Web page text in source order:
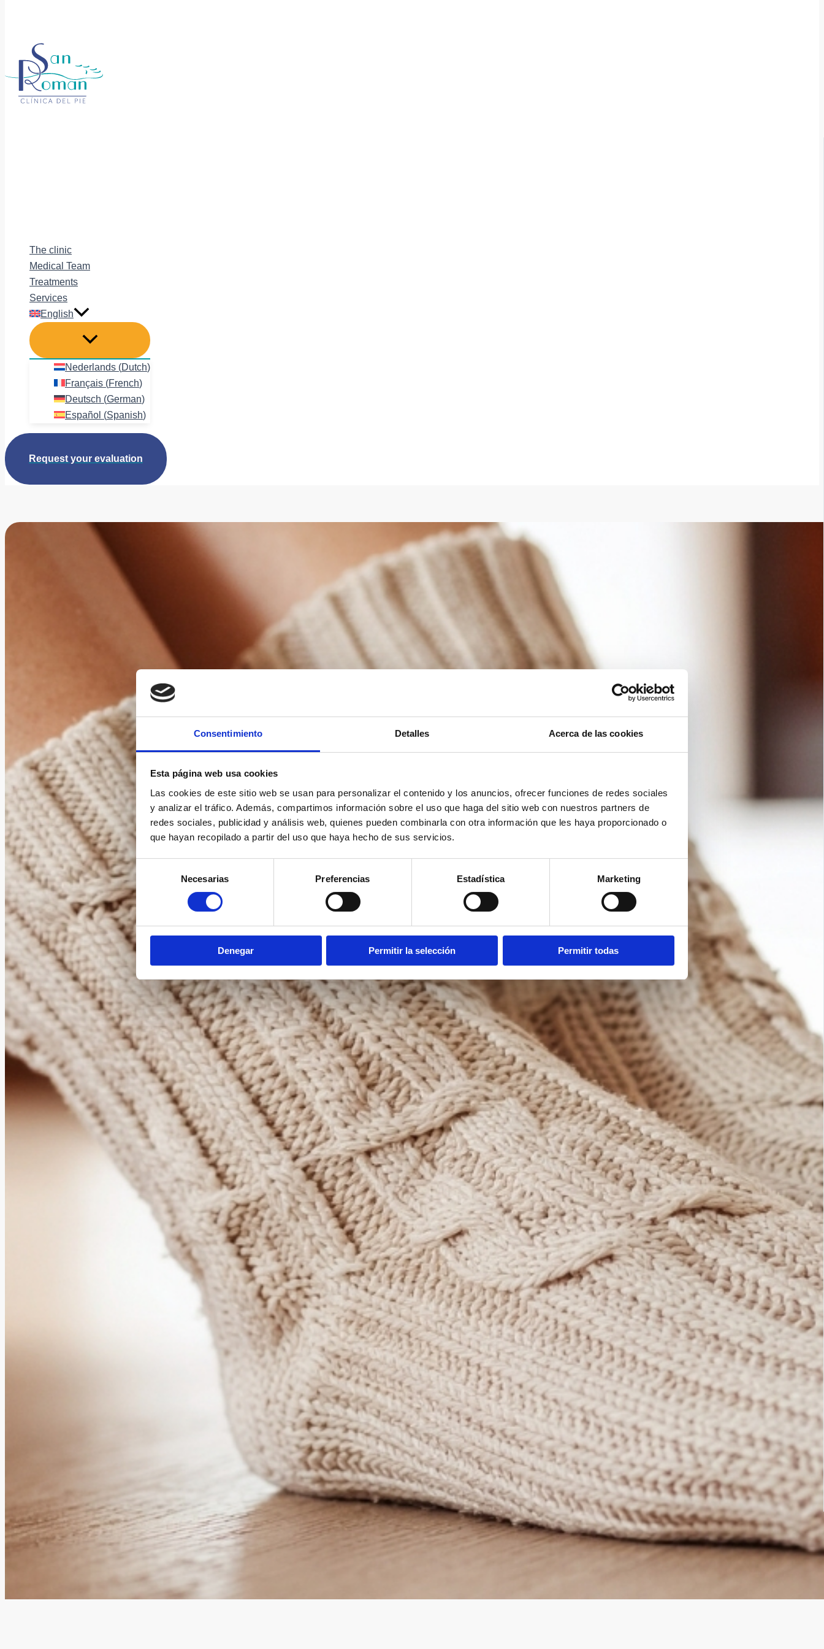
Consentimiento Detalles Acerca de las cookies
Esta página web usa cookies
Las cookies de este sitio web se usan para personalizar el contenido y los anuncios, ofrecer funciones de redes sociales
y analizar el tráfico. Además, compartimos información sobre el uso que haga del sitio web con nuestros partners de
redes sociales, publicidad y análisis web, quienes pueden combinarla con otra información que les haya proporcionado o
que hayan recopilado a partir del uso que haya hecho de sus servicios.
Selección
consentimiento
Necesarias Preferencias Estadística Marketing
Denegar Permitir la selección Permitir todas
The clinic
Medical Team
Treatments
Services
English
Nederlands (Dutch)
Français (French)
Deutsch (German)
Español (Spanish)
Request your evaluation